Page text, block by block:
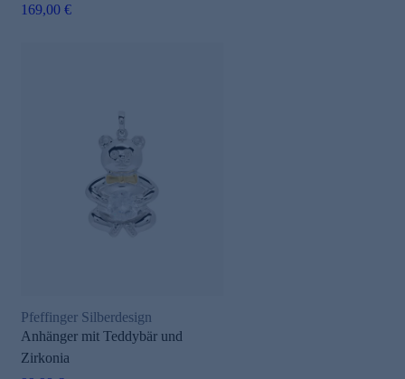
169,00 €
Pfeffinger Silberdesign
Anhänger mit Teddybär und
Zirkonia